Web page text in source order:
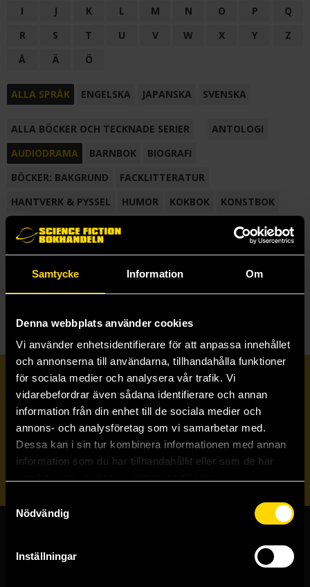
Samtycke Information Om
Denna webbplats använder cookies
Vi använder enhetsidentifierare för att anpassa innehållet
och annonserna till användarna, tillhandahålla funktioner
för sociala medier och analysera vår trafik. Vi
vidarebefordrar även sådana identifierare och annan
information från din enhet till de sociala medier och
annons- och analysföretag som vi samarbetar med.
Dessa kan i sin tur kombinera informationen med annan
information som du har tillhandahållit eller som de har
Nödvändig
Inställningar
I
J K L M N O P
Q
R
S T U V W X Y
Z
Å
Ä Ö
ALLA SPRÅK ENGELSKA JAPANSKA SVENSKA
ALLA BÖCKER OCH TECKNADE SERIER
ANTOLOGI
AUDIODRAMA
BARNBOK
BIOGRAFI
BÖCKER: BAKGRUND
FACKLITTERATUR
HANTVERK & PYSSEL
HUMOR KOKBOK
KONSTBOK
KORTROMAN
LÄROBOK
NOVELL
SAMLINGSVOLYM
TECKNA & MÅLA TECKNAD SERIE
Prenumerera på vårt nyhetsbrev
Veckobrevet
Skicka
Butiker & kundtjänst